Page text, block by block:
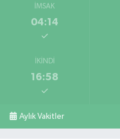
İMSAK
04:14
İKINDI
16:58
Aylık Vakitler